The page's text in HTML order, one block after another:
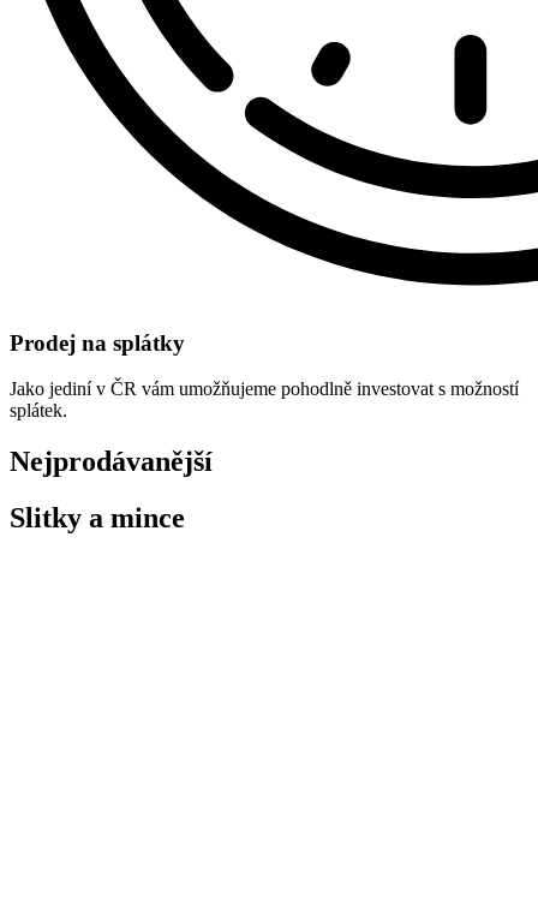
Prodej na splátky
Jako jediní v ČR vám umožňujeme pohodlně investovat s možností
splátek.
Nejprodávanější
Slitky a mince